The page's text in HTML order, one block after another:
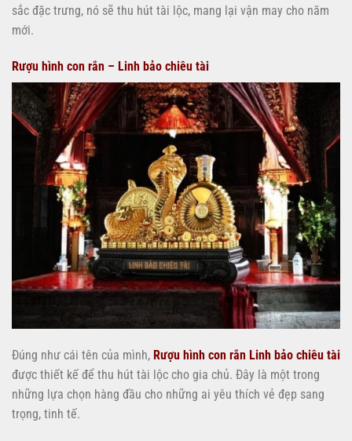
sắc đặc trưng, nó sẽ thu hút tài lộc, mang lại vận may cho năm
mới.
Rượu hình con rắn – Linh bảo chiêu tài
Đúng như cái tên của mình, Rượu hình con rắn Linh bảo chiêu tài
được thiết kế để thu hút tài lộc cho gia chủ. Đây là một trong
những lựa chọn hàng đầu cho những ai yêu thích vẻ đẹp sang
trọng, tinh tế.